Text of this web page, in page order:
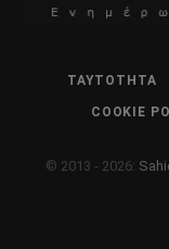
ΤΑΥΤΌΤΗΤΑ
COOKIE
© 2013 - 2026: